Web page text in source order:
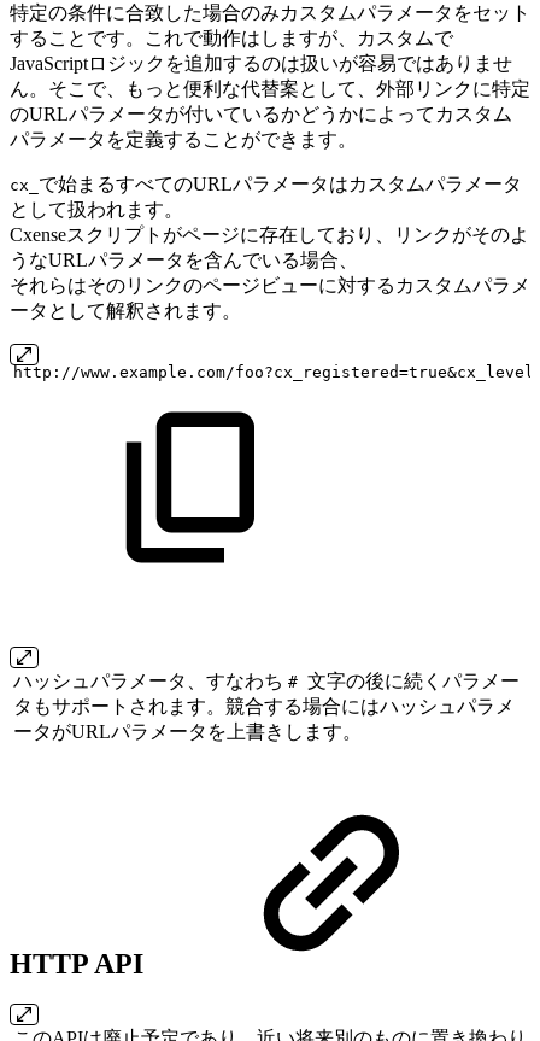
特定の条件に合致した場合のみカスタムパラメータをセット
することです。これで動作はしますが、カスタムで
JavaScriptロジックを追加するのは扱いが容易ではありませ
ん。そこで、もっと便利な代替案として、外部リンクに特定
のURLパラメータが付いているかどうかによってカスタム
パラメータを定義することができます。
cx_ で始まるすべてのURLパラメータはカスタムパラメータ
として扱われます。
Cxenseスクリプトがページに存在しており、リンクがそのよ
うなURLパラメータを含んでいる場合、
それらはそのリンクのページビューに対するカスタムパラメ
ータとして解釈されます。
http://www.example.com/
ハッシュパラメータ、すなわち # 文字の後に続くパラメー
タもサポートされます。競合する場合にはハッシュパラメ
ータがURLパラメータを上書きします。
HTTP API